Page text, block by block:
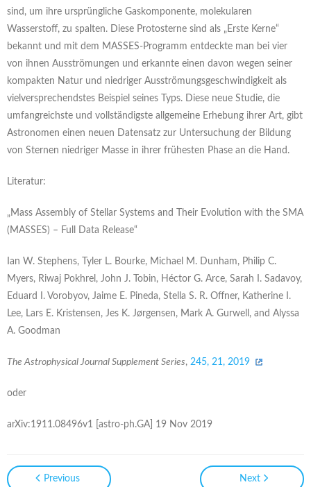
sind, um ihre ursprüngliche Gaskomponente, molekularen
Wasserstoff, zu spalten. Diese Protosterne sind als „Erste Kerne“
bekannt und mit dem MASSES-Programm entdeckte man bei vier
von ihnen Ausströmungen und erkannte einen davon wegen seiner
kompakten Natur und niedriger Ausströmungsgeschwindigkeit als
vielversprechendstes Beispiel seines Typs. Diese neue Studie, die
umfangreichste und vollständigste allgemeine Erhebung ihrer Art, gibt
Astronomen einen neuen Datensatz zur Untersuchung der Bildung
von Sternen niedriger Masse in ihrer frühesten Phase an die Hand.
Literatur:
„Mass Assembly of Stellar Systems and Their Evolution with the SMA
(MASSES) – Full Data Release“
Ian W. Stephens, Tyler L. Bourke, Michael M. Dunham, Philip C.
Myers, Riwaj Pokhrel, John J. Tobin, Héctor G. Arce, Sarah I. Sadavoy,
Eduard I. Vorobyov, Jaime E. Pineda, Stella S. R. Offner, Katherine I.
Lee, Lars E. Kristensen, Jes K. Jørgensen, Mark A. Gurwell, and Alyssa
A. Goodman
The Astrophysical Journal Supplement Series, 245, 21, 2019
oder
arXiv:1911.08496v1 [astro-ph.GA] 19 Nov 2019
Previous Next